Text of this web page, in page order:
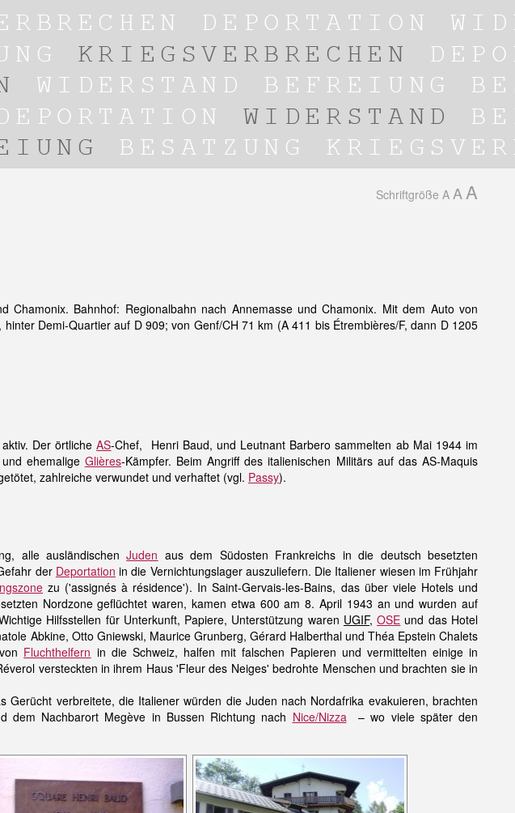
Schriftgröße A A A
Bahnhof: Regionalbahn nach Annemasse und Chamonix. Mit dem Auto von
Demi-Quartier auf D 909; von Genf/CH 71 km (A 411 bis Étrembières/F, dann D 1205
aktiv. Der örtlicheAS-Chef, Henri Baud, und Leutnant Barbero sammelten ab Mai 1944 im
ehemalige Glières-Kämpfer. Beim Angriff des italienischen Militärs auf das AS-Maquis
zahlreiche verwundet und verhaftet (vgl. Passy).
alle ausländischenJuden aus dem Südosten Frankreichs in die deutsch besetzten
der Deportation in die Vernichtungslager auszuliefern. Die Italiener wiesen im Frühjahr
zu ('assignés à résidence'). In Saint-Gervais-les-Bains, das über viele Hotels und
Nordzone geflüchtet waren, kamen etwa 600 am 8. April 1943 an und wurden auf
Hilfsstellen für Unterkunft, Papiere, Unterstützung waren UGIF,OSE und das Hotel
Abkine, Otto Gniewski, Maurice Grunberg, Gérard Halberthal und Théa Epstein Chalets
Fluchthelfern in die Schweiz, halfen mit falschen Papieren und vermittelten einige in
versteckten in ihrem Haus 'Fleur des Neiges' bedrohte Menschen und brachten sie in
verbreitete, die Italiener würden die Juden nach Nordafrika evakuieren, brachten
dem Nachbarort Megève in Bussen Richtung nach Nice/Nizza– wo viele später den